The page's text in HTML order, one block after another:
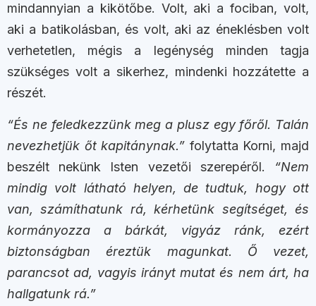
mindannyian a kikötőbe. Volt, aki a fociban, volt,
aki a batikolásban, és volt, aki az éneklésben volt
verhetetlen, mégis a legénység minden tagja
szükséges volt a sikerhez, mindenki hozzátette a
részét.
“És ne feledkezzünk meg a plusz egy főről. Talán
nevezhetjük őt kapitánynak.” folytatta Korni, majd
beszélt nekünk Isten vezetői szerepéről. “Nem
mindig volt látható helyen, de tudtuk, hogy ott
van, számíthatunk rá, kérhetünk segítséget, és
kormányozza a bárkát, vigyáz ránk, ezért
biztonságban éreztük magunkat. Ő vezet,
parancsot ad, vagyis irányt mutat és nem árt, ha
hallgatunk rá.”